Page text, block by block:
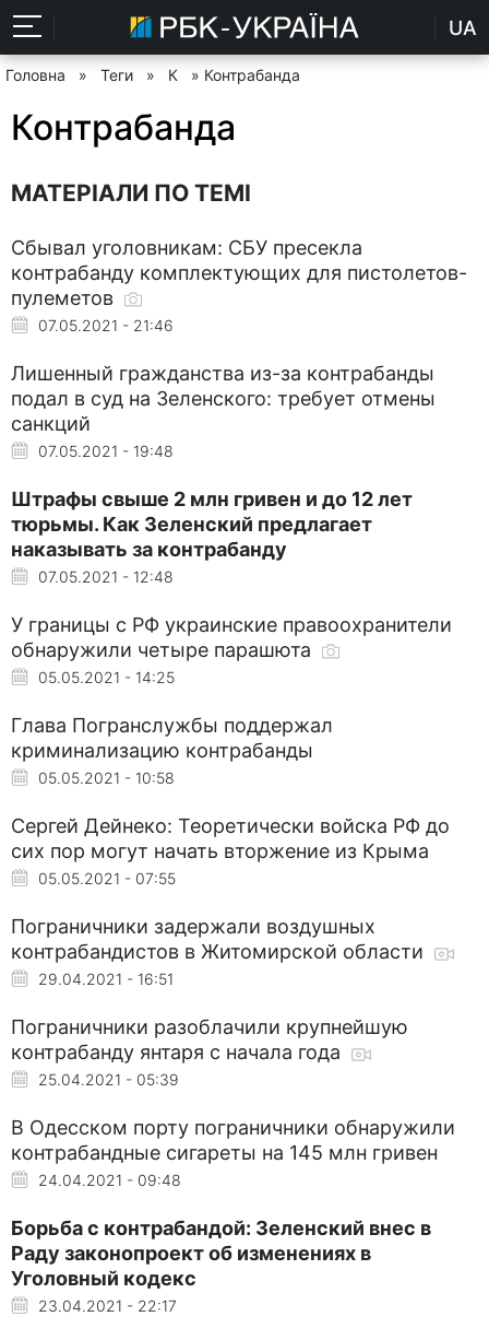
UA
Головна » Теги » К » Контрабанда
Контрабанда
МАТЕРІАЛИ ПО ТЕМІ
Сбывал уголовникам: СБУ пресекла
контрабанду комплектующих для пистолетов-
пулеметов
07.05.2021 - 21:46
Лишенный гражданства из-за контрабанды
подал в суд на Зеленского: требует отмены
санкций
07.05.2021 - 19:48
Штрафы свыше 2 млн гривен и до 12 лет
тюрьмы. Как Зеленский предлагает
наказывать за контрабанду
07.05.2021 - 12:48
У границы с РФ украинские правоохранители
обнаружили четыре парашюта
05.05.2021 - 14:25
Глава Погранслужбы поддержал
криминализацию контрабанды
05.05.2021 - 10:58
Сергей Дейнеко: Теоретически войска РФ до
сих пор могут начать вторжение из Крыма
05.05.2021 - 07:55
Пограничники задержали воздушных
контрабандистов в Житомирской области
29.04.2021 - 16:51
Пограничники разоблачили крупнейшую
контрабанду янтаря с начала года
25.04.2021 - 05:39
В Одесском порту пограничники обнаружили
контрабандные сигареты на 145 млн гривен
24.04.2021 - 09:48
Борьба с контрабандой: Зеленский внес в
Раду законопроект об изменениях в
Уголовный кодекс
23.04.2021 - 22:17